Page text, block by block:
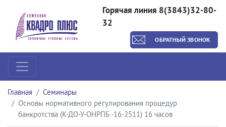
Горячая линия 8(3843)32-80-
32
ОБРАТНЫЙ ЗВОНОК
Главная
Семинары
Основы нормативного регулирования процедур
банкротства (К-ДО-У-ОНРПБ -16-2511) 16 часов